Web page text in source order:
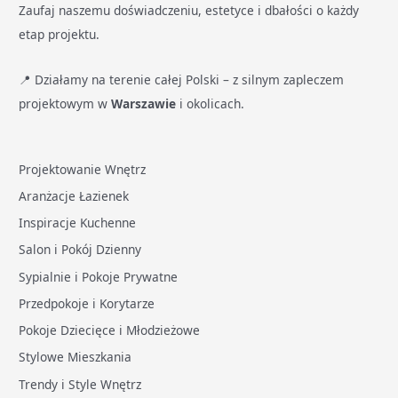
Zaufaj naszemu doświadczeniu, estetyce i dbałości o każdy
etap projektu.
📍 Działamy na terenie całej Polski – z silnym zapleczem
projektowym wWarszawie i okolicach.
Projektowanie Wnętrz
Aranżacje Łazienek
Inspiracje Kuchenne
Salon i Pokój Dzienny
Sypialnie i Pokoje Prywatne
Przedpokoje i Korytarze
Pokoje Dziecięce i Młodzieżowe
Stylowe Mieszkania
Trendy i Style Wnętrz